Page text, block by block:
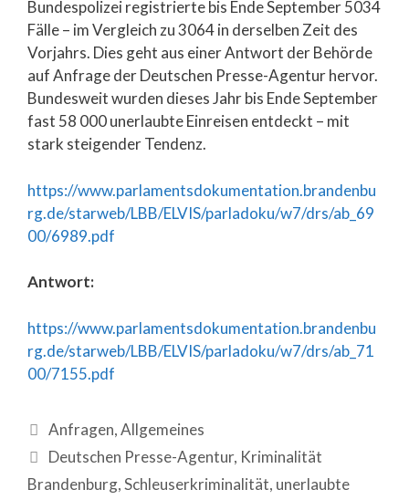
Bundespolizei registrierte bis Ende September 5034
Fälle – im Vergleich zu 3064 in derselben Zeit des
Vorjahrs. Dies geht aus einer Antwort der Behörde
auf Anfrage der Deutschen Presse-Agentur hervor.
Bundesweit wurden dieses Jahr bis Ende September
fast 58 000 unerlaubte Einreisen entdeckt – mit
stark steigender Tendenz.
https://www.parlamentsdokumentation.brandenbu
rg.de/starweb/LBB/ELVIS/parladoku/w7/drs/ab_69
00/6989.pdf
Antwort:
https://www.parlamentsdokumentation.brandenbu
rg.de/starweb/LBB/ELVIS/parladoku/w7/drs/ab_71
00/7155.pdf
Anfragen,Allgemeines
Deutschen Presse-Agentur, Kriminalität
Brandenburg,Schleuserkriminalität, unerlaubte